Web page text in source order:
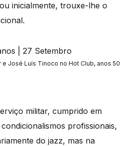
inicialmente, trouxe-lhe o
José Luís Tinoco no Hot Club, anos 50
militar, cumprido em
profissionais,
do jazz, mas na